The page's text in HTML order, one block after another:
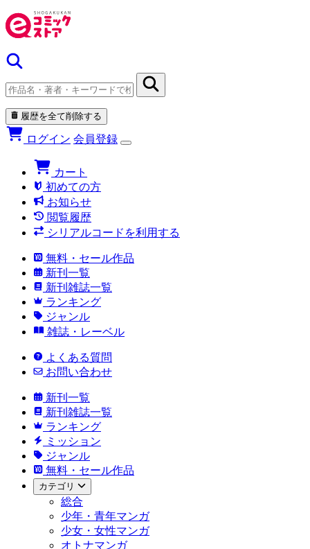
履歴を全て削除する
ログイン 会員登録
カート
初めての方
お知らせ
閲覧履歴
シリアルコードを利用する
無料・セール作品
新刊一覧
新刊雑誌一覧
ランキング
ジャンル
雑誌・レーベル
よくある質問
お問い合わせ
新刊一覧
新刊雑誌一覧
ランキング
ミッション
ジャンル
無料・セール作品
カテゴリ
総合
少年・青年マンガ
少女・女性マンガ
オトナマンガ